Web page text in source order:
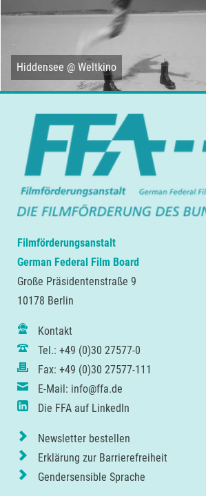
Hiddensee @ Weltkino
Filmförderungsanstalt
German Federal Film Board
Große Präsidentenstraße 9
10178 Berlin
Kontakt
Tel.: +49 (0)30 27577-0
Fax: +49 (0)30 27577-111
E-Mail: info@ffa.de
Die FFA auf LinkedIn
Newsletter bestellen
Erklärung zur Barrierefreiheit
Gendersensible Sprache